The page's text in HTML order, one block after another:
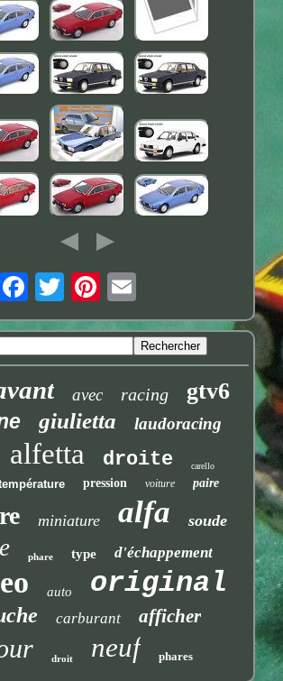
avec racing gtv6
giulietta laudoracing
alfetta droite carello
pression voiture paire
miniature alfa soude
phare type d'échappement
auto original
carburant afficher
droit neuf phares